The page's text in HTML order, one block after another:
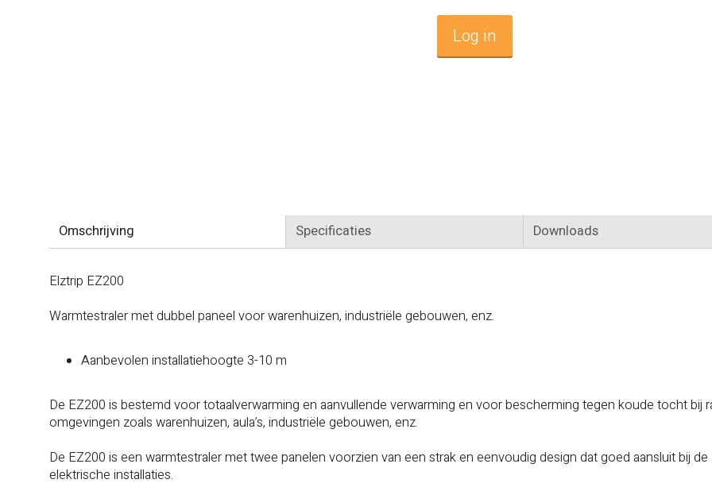
Log in
Omschrijving Specificaties Downloads
Elztrip EZ200
Warmtestraler met dubbel paneel voor warenhuizen, industriële gebouwen, enz.
Aanbevolen installatiehoogte 3-10 m
De EZ200 is bestemd voor totaalverwarming en aanvullende verwarming en voor bescherming tegen koude tocht bij
omgevingen zoals warenhuizen, aula’s, industriële gebouwen, enz.
De EZ200 is een warmtestraler met twee panelen voorzien van een strak en eenvoudig design dat goed aansluit bij de
elektrische installaties.